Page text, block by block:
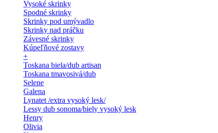
Vysoké skrinky
Spodné skrinky
Skrinky pod umývadlo
Skrinky nad práčku
Závesné skrinky
Kúpeľňové zostavy
+
Toskana biela/dub artisan
Toskana tmavosivá/dub
Selene
Galena
Lynatet /extra vysoký lesk/
Lessy dub sonoma/biely vysoký lesk
Henry
Olivia